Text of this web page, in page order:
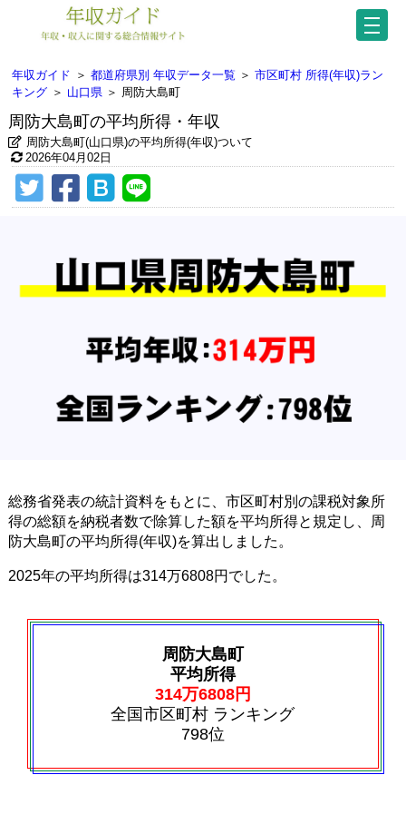
年収ガイド ＞ 都道府県別 年収データ一覧 ＞ 市区町村 所得(年収)ラン
キング ＞ 山口県 ＞ 周防大島町
周防大島町の平均所得・年収
周防大島町(山口県)の平均所得(年収)ついて
2026年04月02日
総務省発表の統計資料をもとに、市区町村別の課税対象所
得の総額を納税者数で除算した額を平均所得と規定し、周
防大島町の平均所得(年収)を算出しました。
2025年の平均所得は314万6808円でした。
周防大島町
平均所得
314万6808円
全国市区町村 ランキング
798位